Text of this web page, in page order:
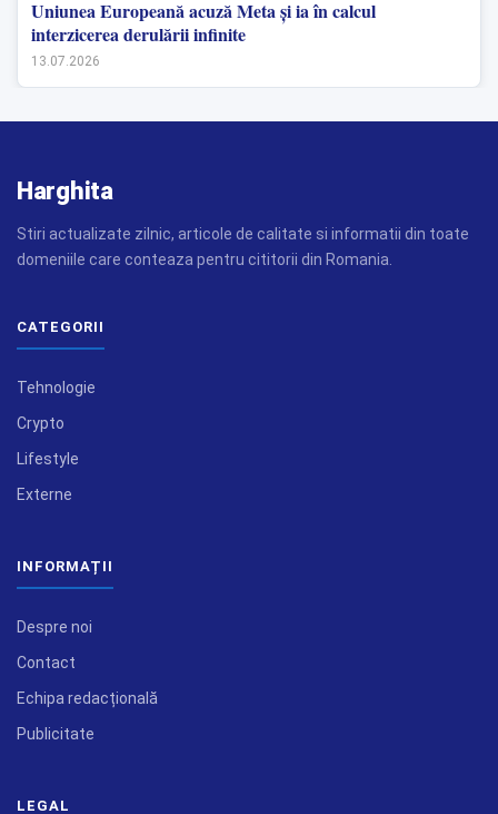
Uniunea Europeană acuză Meta și ia în calcul
interzicerea derulării infinite
13.07.2026
Harghita
Stiri actualizate zilnic, articole de calitate si informatii din toate
domeniile care conteaza pentru cititorii din Romania.
CATEGORII
Tehnologie
Crypto
Lifestyle
Externe
INFORMAȚII
Despre noi
Contact
Echipa redacțională
Publicitate
LEGAL